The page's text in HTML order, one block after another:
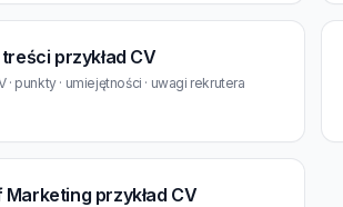
przykład CV
· punkty · umiejętności · uwagi rekrutera
Marketing przykład CV